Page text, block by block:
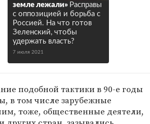
земле лежали» Расправы
с оппозицией и борьба с
Россией. На что готов
Зеленский, чтобы
удержать власть?
7 июля 2021
подобной тактики в 90-е годы
в том числе зарубежные
тоже, общественные деятели,